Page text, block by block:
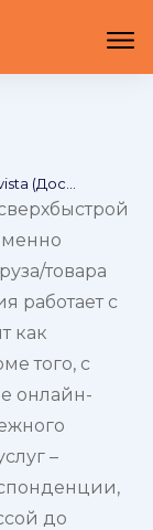
товара
работает с
как
того, с
онлайн-
–
до